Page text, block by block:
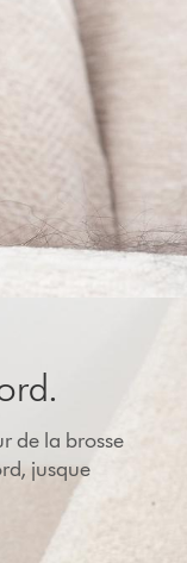
de la brosse
jusque